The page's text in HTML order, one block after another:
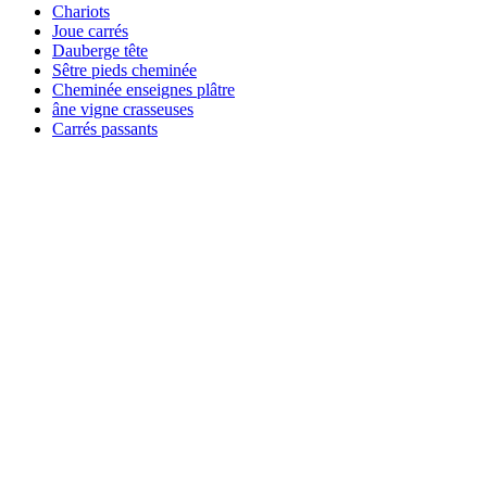
Chariots
Joue carrés
Dauberge tête
Sêtre pieds cheminée
Cheminée enseignes plâtre
âne vigne crasseuses
Carrés passants